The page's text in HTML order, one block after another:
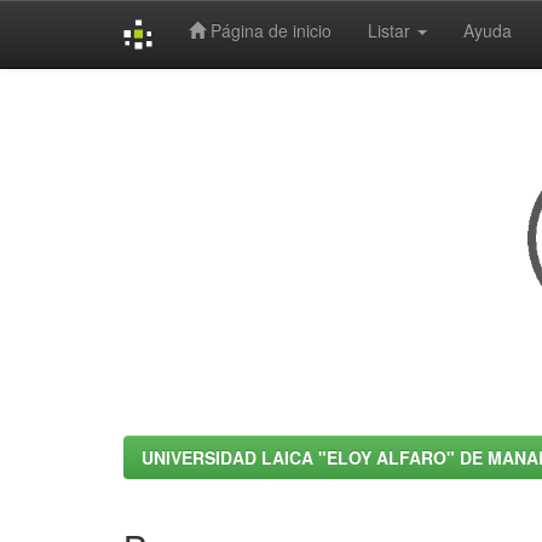
Página de inicio Listar Ayuda
UNIVERSIDAD LAICA "ELOY ALFARO" DE